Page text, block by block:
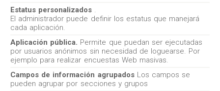
Estatus personalizados .
El administrador puede definir los estatus que manejará
cada aplicación.
Aplicación pública. Permite que puedan ser ejecutadas
por usuarios anónimos sin necesidad de loguearse. Por
ejemplo para realizar encuestas Web masivas.
Campos de información agrupadosLos campos se
pueden agrupar por secciones y grupos